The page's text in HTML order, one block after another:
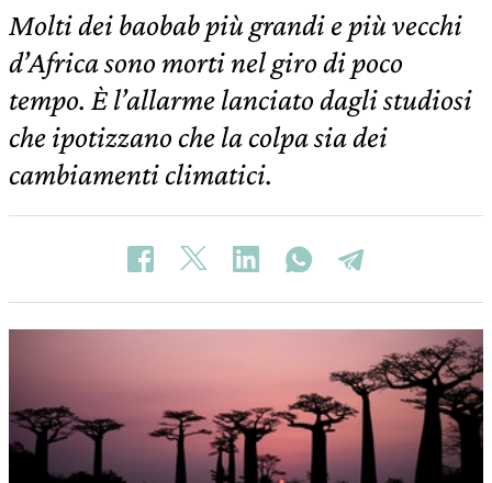
Molti dei baobab più grandi e più vecchi
d’Africa sono morti nel giro di poco
tempo. È l’allarme lanciato dagli studiosi
che ipotizzano che la colpa sia dei
cambiamenti climatici.